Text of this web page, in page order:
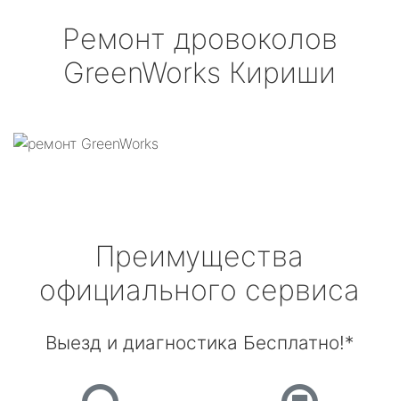
Ремонт дровоколов
GreenWorks Кириши
Преимущества
официального сервиса
Выезд и диагностика Бесплатно!*